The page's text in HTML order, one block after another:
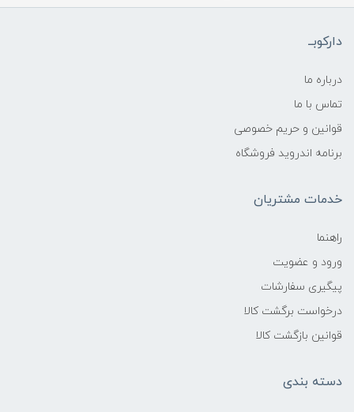
دارکوبــ
درباره ما
تماس با ما
قوانین و حریم خصوصی
برنامه اندروید فروشگاه
خدمات مشتریان
راهنما
ورود و عضویت
پیگیری سفارشات
درخواست برگشت کالا
قوانین بازگشت کالا
دسته بندی